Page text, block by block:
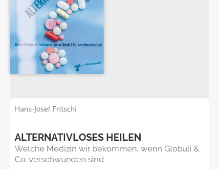
Hans-Josef Fritschi
ALTERNATIVLOSES HEILEN
Welche Medizin wir bekommen, wenn Globuli &
Co. verschwunden sind